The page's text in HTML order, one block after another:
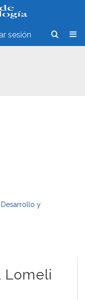
sesión
y
Lomeli